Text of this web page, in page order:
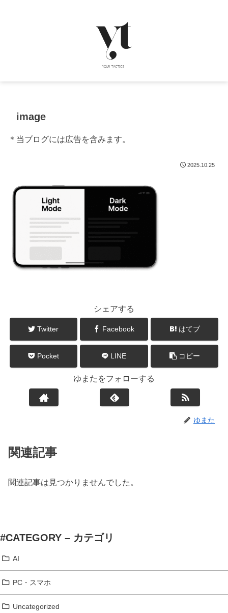
image
＊当ブログには広告を含みます。
2025.10.25
シェアする
Twitter Facebook はてブ
Pocket LINE コピー
ゆまたをフォローする
ゆまた
関連記事
関連記事は見つかりませんでした。
#CATEGORY – カテゴリ
AI
PC・スマホ
Uncategorized